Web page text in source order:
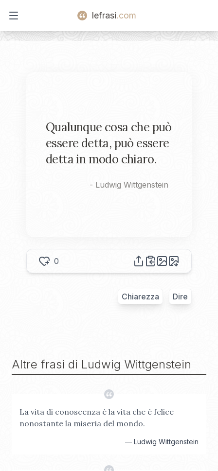
Open main menu
lefrasi.com
Qualunque cosa che può
essere detta, può essere
detta in modo chiaro.
- Ludwig Wittgenstein
0
Chiarezza Dire
Altre frasi di Ludwig Wittgenstein
La vita di conoscenza è la vita che è felice
nonostante la miseria del mondo.
— Ludwig Wittgenstein